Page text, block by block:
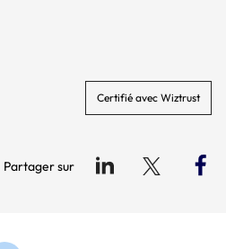
Certifié avec Wiztrust
Partager sur